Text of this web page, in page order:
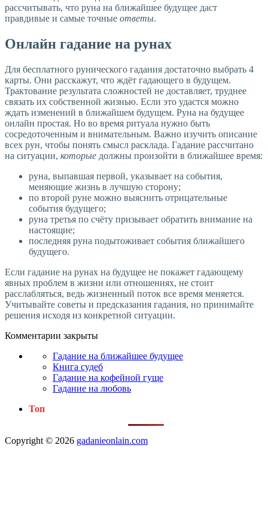
рассчитывать, что руна на ближайшее будущее даст
правдивые и самые точные ответы.
Онлайн гадание на рунах
Для бесплатного рунического гадания достаточно выбрать 4
карты. Они расскажут, что ждёт гадающего в будущем.
Трактование результата сложностей не доставляет, труднее
связать их собственной жизнью. Если это удастся можно
ждать изменений в ближайшем будущем. Руна на будущее
онлайн простая. Но во время ритуала нужно быть
сосредоточенным и внимательным. Важно изучить описание
всех рун, чтобы понять смысл расклада. Гадание рассчитано
на ситуации, которые должны произойти в ближайшее время:
руна, выпавшая первой, указывает на события,
меняющие жизнь в лучшую сторону;
по второй руне можно выяснить отрицательные
события будущего;
руна третья по счёту призывает обратить внимание на
настоящие;
последняя руна подытоживает события ближайшего
будущего.
Если гадание на рунах на будущее не покажет гадающему
явных проблем в жизни или отношениях, не стоит
расслабляться, ведь жизненный поток все время меняется.
Учитывайте советы и предсказания гадания, но принимайте
решения исходя из конкретной ситуации.
Комментарии закрыты
Гадание на ближайшее будущее
Книга судеб
Гадание на кофейной гуще
Гадание на любовь
Топ
Copyright © 2026 gadanieonlain.com